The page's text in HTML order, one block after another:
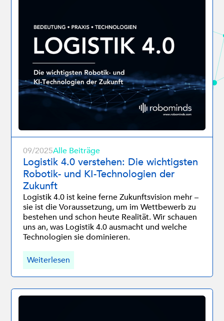
09/2025Alle Beiträge
Logistik 4.0 verstehen: Die wichtigsten
Robotik- und KI-Technologien der
Zukunft
Logistik 4.0 ist keine ferne Zukunftsvision mehr –
sie ist die Voraussetzung, um im Wettbewerb zu
bestehen und schon heute Realität. Wir schauen
uns an, was Logistik 4.0 ausmacht und welche
Technologien sie dominieren.
Weiterlesen